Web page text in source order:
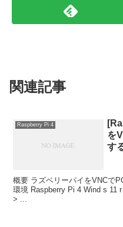
関連記事
Raspberry Pi 4
を
す
概要 ラズベリーパイをVNCで
環境 Raspberry Pi 4 Wind s 11
> ...